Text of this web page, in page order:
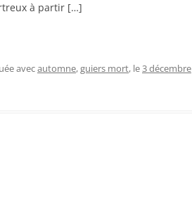
à partir […]
avecautomne,guiers mort, le3 décembre